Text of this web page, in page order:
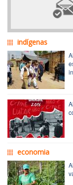
indígenas
economia